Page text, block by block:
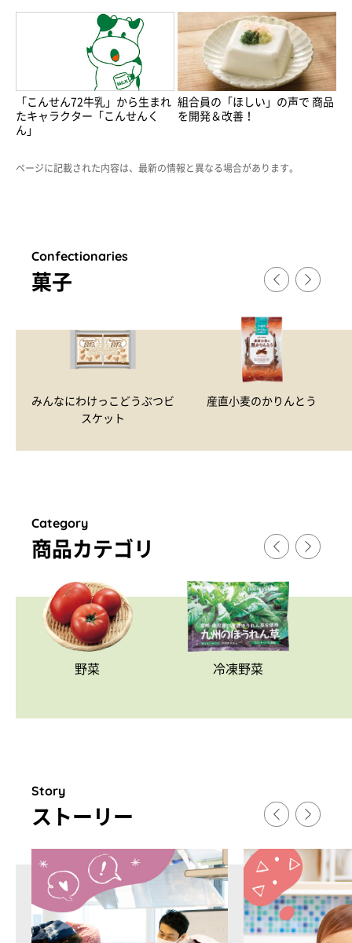
「こんせん72牛乳」から生まれ
たキャラクター「こんせんく
ん」
組合員の「ほしい」の声で 商品
を開発＆改善！
ページに記載された内容は、最新の情報と異なる場合があります。
Confectionaries
菓子
みんなにわけっこどうぶつビ
スケット
産直小麦のかりんとう
Category
商品カテゴリ
野菜 冷凍野菜
Story
ストー リ ー